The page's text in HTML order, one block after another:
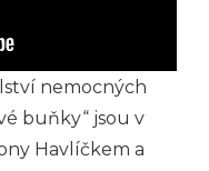
nemocných
buňky“ jsou v
Havlíčkem a